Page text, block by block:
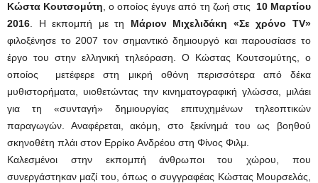
Κώστα Κουτσομύτη , ο οποίος έγυγε από τη ζωή στις 10 Μαρτίου
2016 . Η εκπομπή με τη Μάριον Μιχελιδάκη «Σε χρόνοTV»
φιλοξένησε το 2007 τον σημαντικό δημιουργό και παρουσίασε το
έργο του στην ελληνική τηλεόραση. Ο Κώστας Κουτσομύτης, ο
οποίος μετέφερε στη μικρή οθόνη περισσότερα από δέκα
μυθιστορήματα, υιοθετώντας την κινηματογραφική γλώσσα, μιλάει
για τη «συνταγή» δημιουργίας επιτυχημένων τηλεοπτικών
παραγωγών. Αναφέρεται, ακόμη, στο ξεκίνημά του ως βοηθού
σκηνοθέτη πλάι στον Ερρίκο Ανδρέου στη Φίνος Φιλμ.
Καλεσμένοι στην εκπομπή άνθρωποι του χώρου, που
συνεργάστηκαν μαζί του, όπως ο συγγραφέας Κώστας Μουρσελάς,